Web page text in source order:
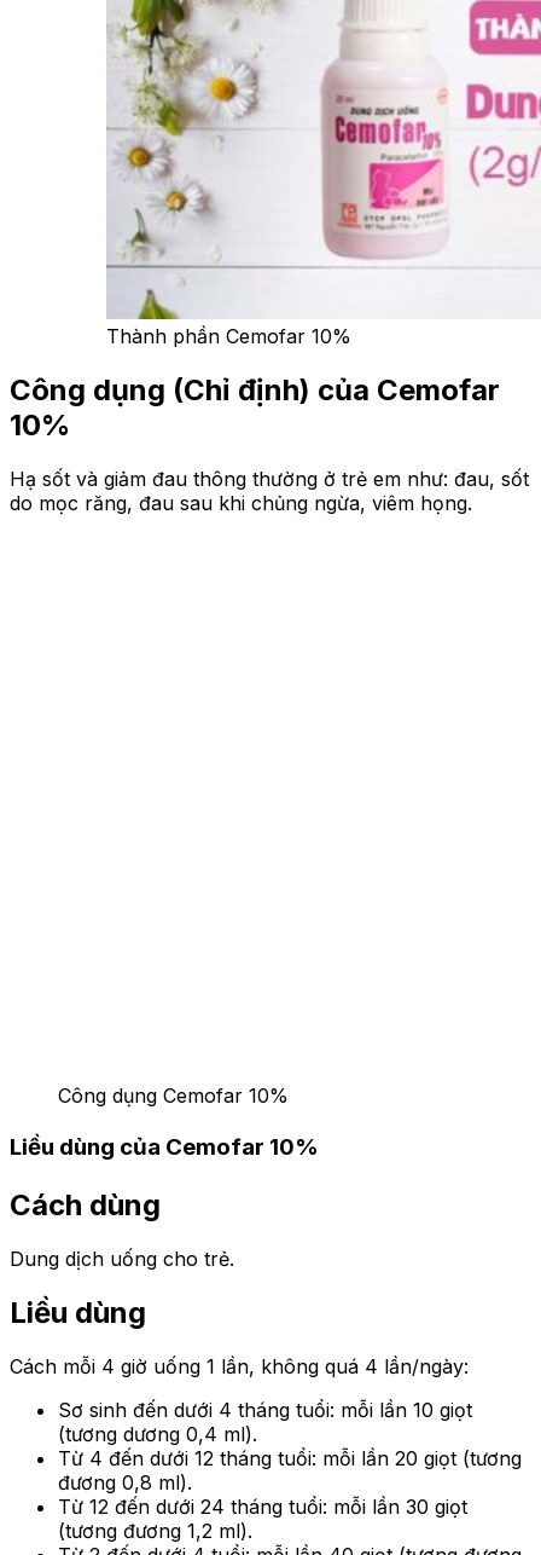
Thành phần Cemofar 10%
Công dụng (Chỉ định) của Cemofar
10%
Hạ sốt và giảm đau thông thường ở trẻ em như: đau, sốt
do mọc răng, đau sau khi chủng ngừa, viêm họng.
Công dụng Cemofar 10%
Liều dùng của Cemofar 10%
Cách dùng
Dung dịch uống cho trẻ.
Liều dùng
Cách mỗi 4 giờ uống 1 lần, không quá 4 lần/ngày:
Sơ sinh đến dưới 4 tháng tuổi: mỗi lần 10 giọt
(tương dương 0,4 ml).
Từ 4 đến dưới 12 tháng tuổi: mỗi lần 20 giọt (tương
đương 0,8 ml).
Từ 12 đến dưới 24 tháng tuổi: mỗi lần 30 giọt
(tương đương 1,2 ml).